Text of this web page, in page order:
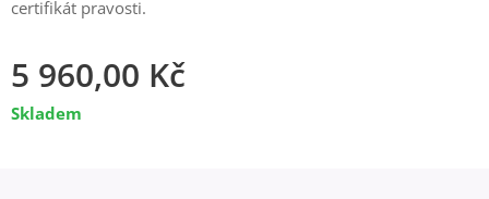
certifikát pravosti.
5 960,00 Kč
Skladem